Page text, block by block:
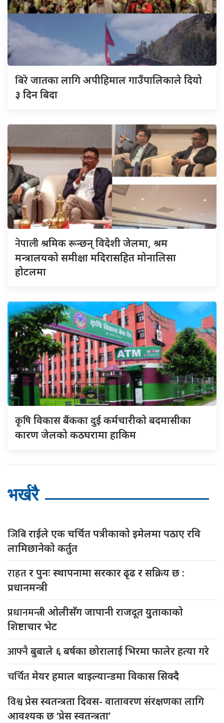
बिरेजातका लागि अपीहिमाल गाउँपालिकाले दियो
३ दिन बिदा
नेपालीश्रमिक रून्छन् विदेशी जेलमा, श्रम
मन्त्रालयको समीक्षा मदिरासहित मोनालिसा
होटलमा
कृषिविकास बैंकका दुई कर्मचारीकाे बदमासीका
कारण जेलको कठघरामा हाकिम
भर्खरै
जिबिराईले एक चर्चित पत्रीकाको इमेलमा पठाए रवि
लामिछानेको कर्तुत
राहतर पुनः स्थापनामा सरकार ढृढ र सक्रिय छ :
प्रधानमन्त्री
प्रधानमन्त्रीओलीसँग जापानी राजदूत युुताकाको
शिष्टाचार भेट
आफ्नैबुबाले ६ बर्षका छोरालाई भिरमा फालेर हत्या गरे
चर्चितमेयर हमाल थाइल्यान्डमा विकास सिक्दै
विश्वप्रेस स्वतन्त्रता दिवस- वातावरण संरक्षणका लागि
आवश्यक छ ‘प्रेस स्वतन्त्रता’